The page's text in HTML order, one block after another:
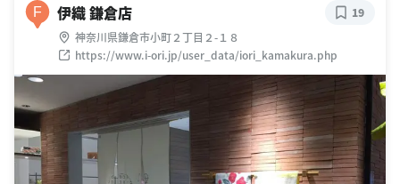
F 伊織 鎌倉店
神奈川県鎌倉市小町２丁目２-１８
https://www.i-ori.jp/user_data/iori_kamakura.php
19